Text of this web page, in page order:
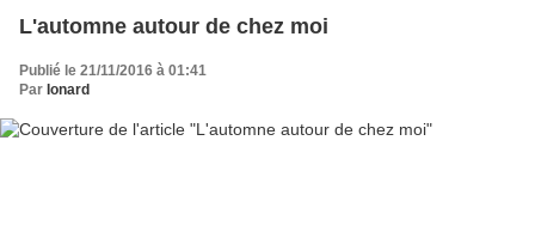
L'automne autour de chez moi
Publié le 21/11/2016 à 01:41
Par Ionard